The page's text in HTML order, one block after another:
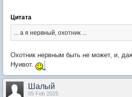
Цитата
а я нервный, охотник ...
Охотник нервным быть не может, и,
Нуивот.
Шалый
05 Feb 2025